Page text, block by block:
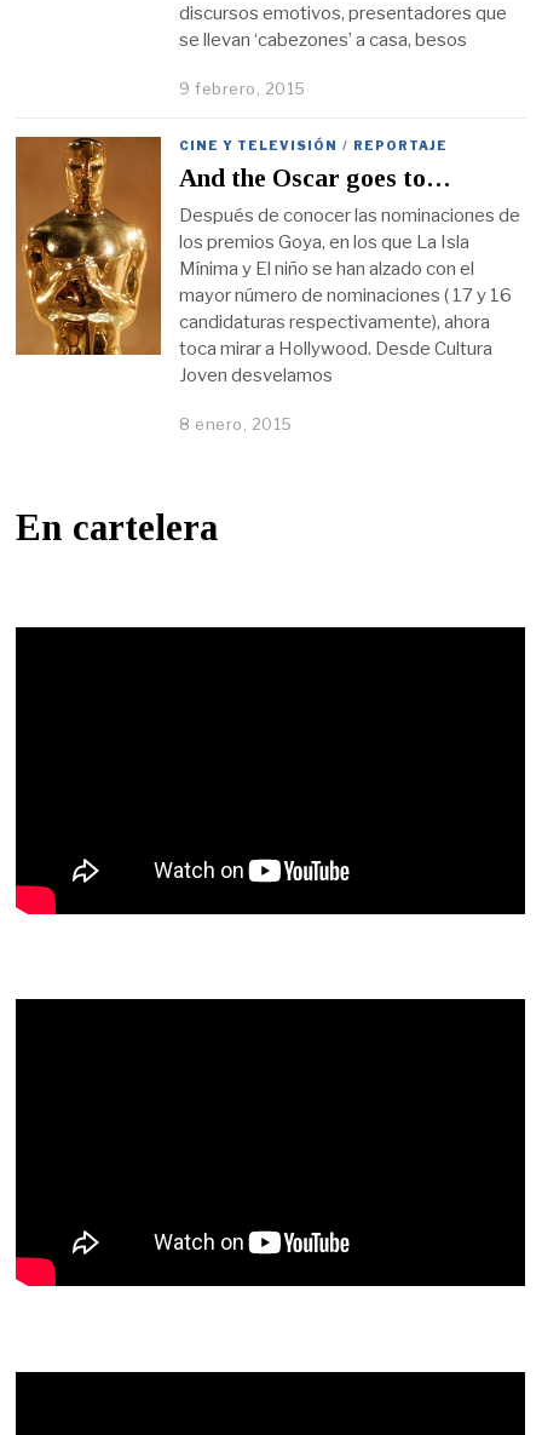
discursos emotivos, presentadores que
se llevan ‘cabezones’ a casa, besos
9 febrero, 2015
CINE Y TELEVISIÓN / REPORTAJE
And the Oscar goes to…
Después de conocer las nominaciones de
los premios Goya, en los que La Isla
Mínima y El niño se han alzado con el
mayor número de nominaciones ( 17 y 16
candidaturas respectivamente), ahora
toca mirar a Hollywood. Desde Cultura
Joven desvelamos
8 enero, 2015
En cartelera